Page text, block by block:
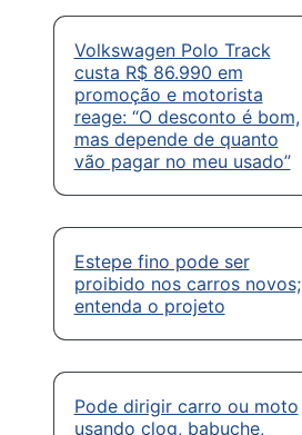
Volkswagen Polo Track
custa R$ 86.990 em
promoção e motorista
reage: “O desconto é bom,
mas depende de quanto
vão pagar no meu usado”
Estepe fino pode ser
proibido nos carros novos;
entenda o projeto
Pode dirigir carro ou moto
usando clog, babuche,